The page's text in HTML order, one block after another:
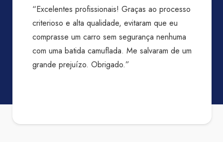
“Excelentes profissionais! Graças ao processo
criterioso e alta qualidade, evitaram que eu
comprasse um carro sem segurança nenhuma
com uma batida camuflada. Me salvaram de um
grande prejuízo. Obrigado.”